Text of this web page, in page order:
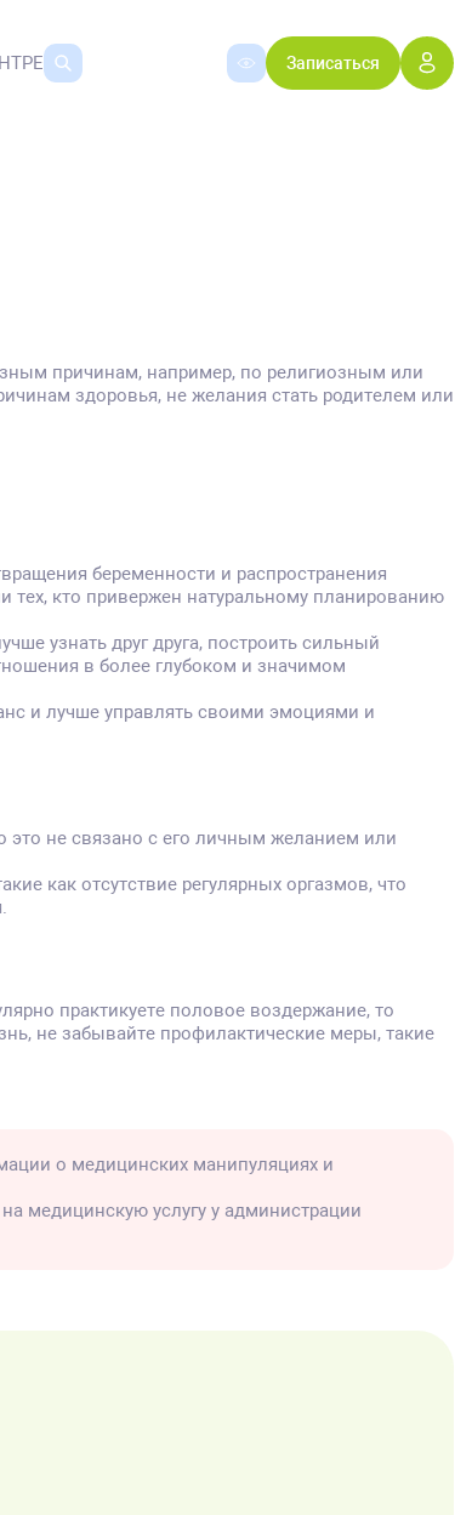
Записаться
причинам, например, по религиозным или
здоровья, не желания стать родителем или
беременности и распространения
тех, кто привержен натуральному планированию
узнать друг друга, построить сильный
в более глубоком и значимом
и лучше управлять своими эмоциями и
это не связано с его личным желанием или
как отсутствие регулярных оргазмов, что
практикуете половое воздержание, то
не забывайте профилактические меры, такие
о медицинских манипуляциях и
медицинскую услугу у администрации